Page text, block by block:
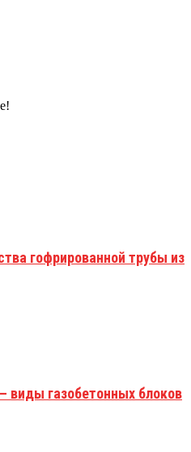
гофрированной трубы из
виды газобетонных блоков